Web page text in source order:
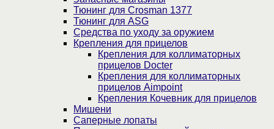
Тюнинг для Crosman 1377
Тюнинг для ASG
Средства по уходу за оружием
Крепления для прицелов
Крепления для коллиматорных
прицелов Docter
Крепления для коллиматорных
прицелов Aimpoint
Крепления Кочевник для прицелов
Мишени
Саперные лопаты